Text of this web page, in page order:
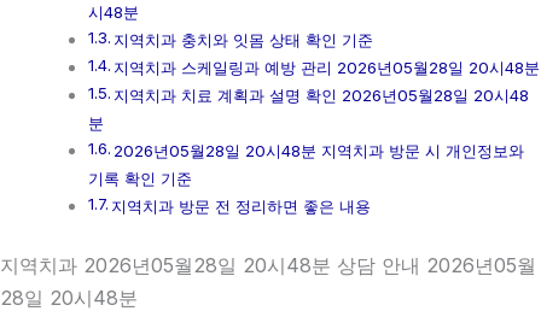
시48분
지역치과 충치와 잇몸 상태 확인 기준
지역치과 스케일링과 예방 관리 2026년05월28일 20시48분
지역치과 치료 계획과 설명 확인 2026년05월28일 20시48
분
2026년05월28일 20시48분 지역치과 방문 시 개인정보와
기록 확인 기준
지역치과 방문 전 정리하면 좋은 내용
지역치과 2026년05월28일 20시48분 상담 안내 2026년05월
28일 20시48분